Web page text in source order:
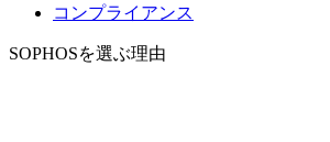
コンプライアンス
SOPHOSを選ぶ理由